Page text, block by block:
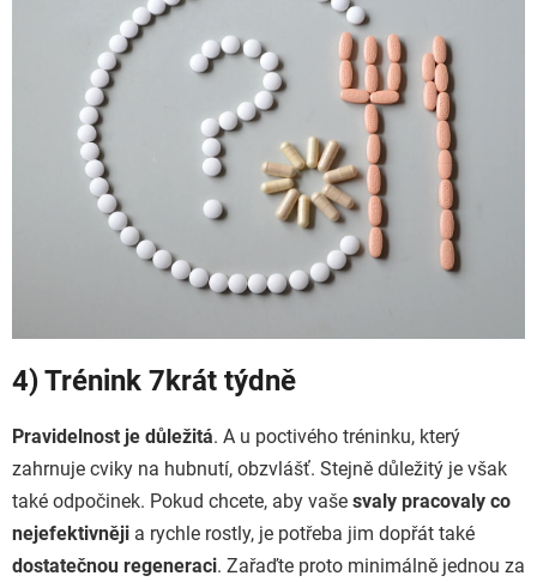
4) Trénink 7krát týdně
Pravidelnost je důležitá. A u poctivého tréninku, který
zahrnuje cviky na hubnutí, obzvlášť. Stejně důležitý je však
také odpočinek. Pokud chcete, aby vaše svaly pracovaly co
nejefektivněji a rychle rostly, je potřeba jim dopřát také
dostatečnou regeneraci. Zařaďte proto minimálně jednou za